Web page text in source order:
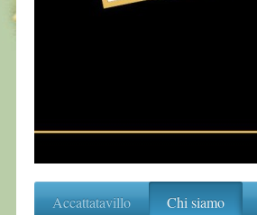
Accattatavillo Chi siamo